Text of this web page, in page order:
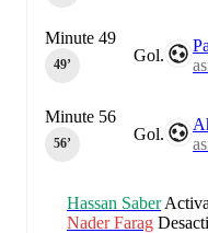
Gol.
Minute 49
49‎’‎
Gol.
Minute 56
56‎’‎
Hassan Saber
Nader Farag